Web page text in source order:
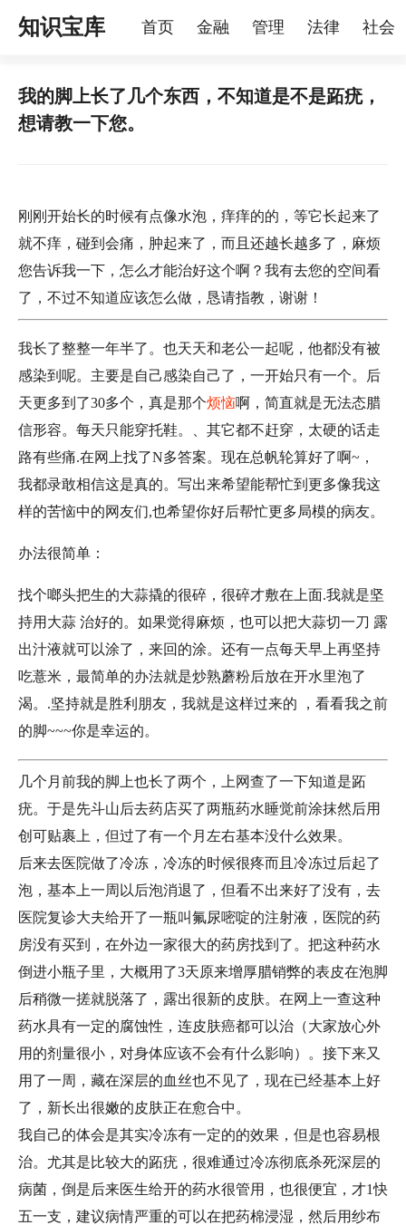
知识宝库 首页 金融 管理 法律 社会
家庭 宠物
我的脚上长了几个东西，不知道是不是跖疣，
想请教一下您。
刚刚开始长的时候有点像水泡，痒痒的的，等它长起来了
就不痒，碰到会痛，肿起来了，而且还越长越多了，麻烦
您告诉我一下，怎么才能治好这个啊？我有去您的空间看
了，不过不知道应该怎么做，恳请指教，谢谢！
我长了整整一年半了。也天天和老公一起呢，他都没有被
感染到呢。主要是自己感染自己了，一开始只有一个。后
天更多到了30多个，真是那个烦恼啊，简直就是无法态腊
信形容。每天只能穿托鞋。、其它都不赶穿，太硬的话走
路有些痛.在网上找了N多答案。现在总帆轮算好了啊~，
我都录敢相信这是真的。写出来希望能帮忙到更多像我这
样的苦恼中的网友们,也希望你好后帮忙更多局模的病友。
办法很简单：
找个啷头把生的大蒜撬的很碎，很碎才敷在上面.我就是坚
持用大蒜 治好的。如果觉得麻烦，也可以把大蒜切一刀 露
出汁液就可以涂了，来回的涂。还有一点每天早上再坚持
吃薏米，最简单的办法就是炒熟蘑粉后放在开水里泡了
渴。.坚持就是胜利朋友，我就是这样过来的 ，看看我之前
的脚~~~你是幸运的。
几个月前我的脚上也长了两个，上网查了一下知道是跖
疣。于是先斗山后去药店买了两瓶药水睡觉前涂抹然后用
创可贴裹上，但过了有一个月左右基本没什么效果。
后来去医院做了冷冻，冷冻的时候很疼而且冷冻过后起了
泡，基本上一周以后泡消退了，但看不出来好了没有，去
医院复诊大夫给开了一瓶叫氟尿嘧啶的注射液，医院的药
房没有买到，在外边一家很大的药房找到了。把这种药水
倒进小瓶子里，大概用了3天原来增厚腊销弊的表皮在泡脚
后稍微一搓就脱落了，露出很新的皮肤。在网上一查这种
药水具有一定的腐蚀性，连皮肤癌都可以治（大家放心外
用的剂量很小，对身体应该不会有什么影响）。接下来又
用了一周，藏在深层的血丝也不见了，现在已经基本上好
了，新长出很嫩的皮肤正在愈合中。
我自己的体会是其实冷冻有一定的的效果，但是也容易根
治。尤其是比较大的跖疣，很难通过冷冻彻底杀死深层的
病菌，倒是后来医生给开的药水很管用，也很便宜，才1快
五一支，建议病情严重的可以在把药棉浸湿，然后用纱布